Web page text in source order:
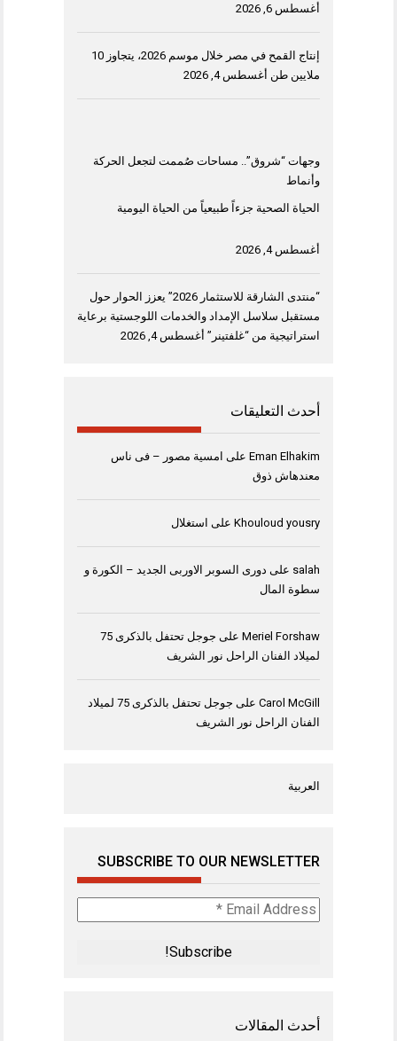
أغسطس 6, 2026
إنتاج القمح في مصر خلال موسم 2026، يتجاوز 10
ملايين طن أغسطس 4, 2026
وجهات “شروق”.. مساحات صُممت لتجعل الحركة
الحياة الصحية جزءاً طبيعياً من الحياة اليومية
أغسطس 4, 2026
“منتدى الشارقة للاستثمار 2026” يعزز الحوار حول
مستقبل سلاسل الإمداد والخدمات اللوجستية برعاية
استراتيجية من “غلفتينر” أغسطس 4, 2026
أحدث التعليقات
Eman Elhakim علىامسية مصور – فى ناس
معندهاش ذوق
Khouloud yousryعلىاستغلال
على دورى السوبر الاوربى الجديد – الكورة و
سطوة المال
Meriel Forshawعلى
جوجل تحتفل بالذكرى 75
لميلاد الفنان الراحل نور الشريف
Carol McGillعلى
جوجل تحتفل بالذكرى 75 لميلاد
الفنان الراحل نور الشريف
SUBSCRIBE TO OUR NEWSLETTER
Address
أحدث المقالات